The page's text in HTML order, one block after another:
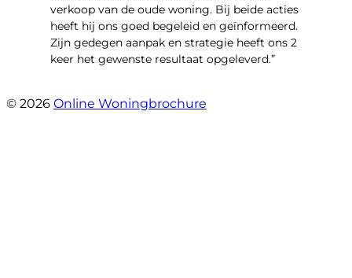
verkoop van de oude woning. Bij beide acties
heeft hij ons goed begeleid en geïnformeerd.
Zijn gedegen aanpak en strategie heeft ons 2
keer het gewenste resultaat opgeleverd.”
© 2026 Online Woningbrochure